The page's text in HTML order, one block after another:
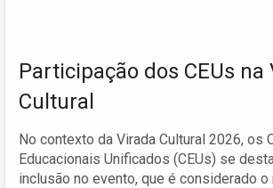
Participação dos CEUs na
Cultural
No contexto da Virada Cultural 2026, os
Educacionais Unificados (CEUs) se
inclusão no evento, que é considerado